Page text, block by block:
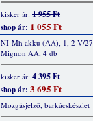
kisker ár: 1 955 Ft
shop ár: 1 055 Ft
NI-Mh akku (AA), 1, 2 V/
Mignon AA, 4 db
kisker ár: 4 395 Ft
shop ár: 3 695 Ft
Mozgásjelző, barkácskészlet